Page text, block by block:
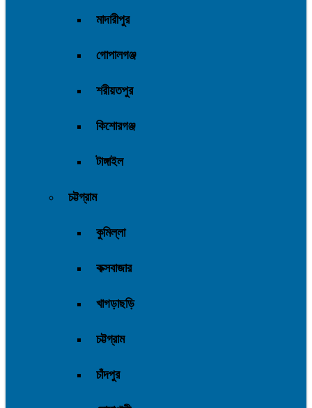
মাদারীপুর
গোপালগঞ্জ
শরীয়তপুর
কিশোরগঞ্জ
টাঙ্গাইল
চট্টগ্রাম
কুমিল্লা
কক্সবাজার
খাগড়াছড়ি
চট্টগ্রাম
চাঁদপুর